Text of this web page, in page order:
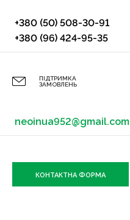
+380 (50) 508-30-91
+380 (96) 424-95-35
ПІДТРИМКА
ЗАМОВЛЕНЬ
neoinua952@gmail.com
КОНТАКТНА ФОРМА